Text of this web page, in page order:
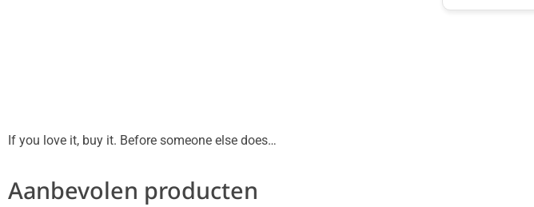
If you love it, buy it. Before someone else does…
Aanbevolen producten